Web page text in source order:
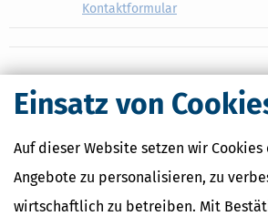
Einsatz von
Auf dieser Website setzen wir Cookies
Angebote zu personalisieren, zu
wirtschaftlich zu betreiben. Mit
Kontaktformular